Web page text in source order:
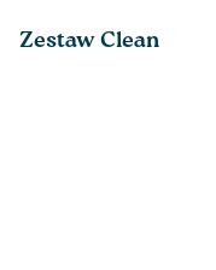
Zestaw Clean